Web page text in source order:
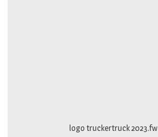
logo truckertruck 2023.fw